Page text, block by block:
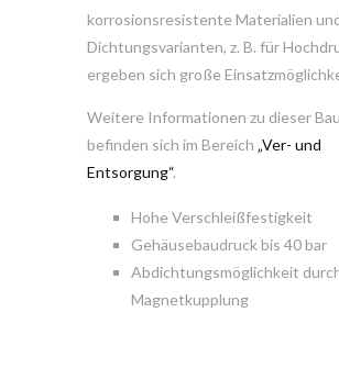
korrosionsresistente Materialien
Dichtungsvarianten, z. B. für
ergeben sich große
Weitere Informationen zu dieser
befinden sich im Bereich „Ver- und
Entsorgung“.
Hohe Verschleißfestigkeit
Gehäusebaudruck bis 40 bar
Abdichtungsmöglichkeit
Magnetkupplung